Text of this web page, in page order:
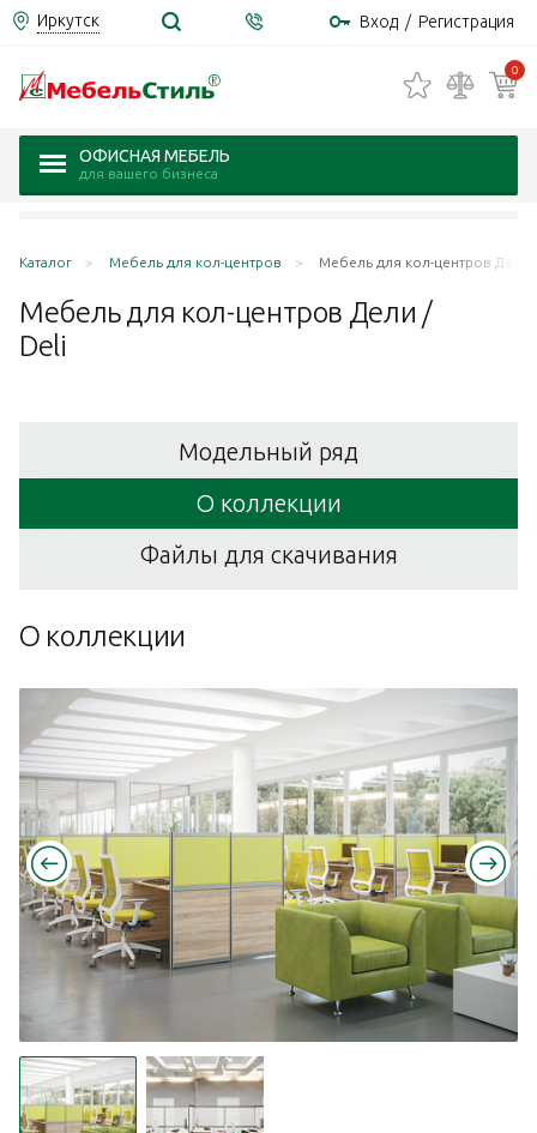
Иркутск Вход / Регистрация
0
ОФИСНАЯ МЕБЕЛЬ
для вашего бизнеса
Каталог Мебель для кол-центров Мебель для кол-центров Дели
Мебель для кол-центров Дели /
Deli
Модельный ряд
О коллекции
Файлы для скачивания
О коллекции